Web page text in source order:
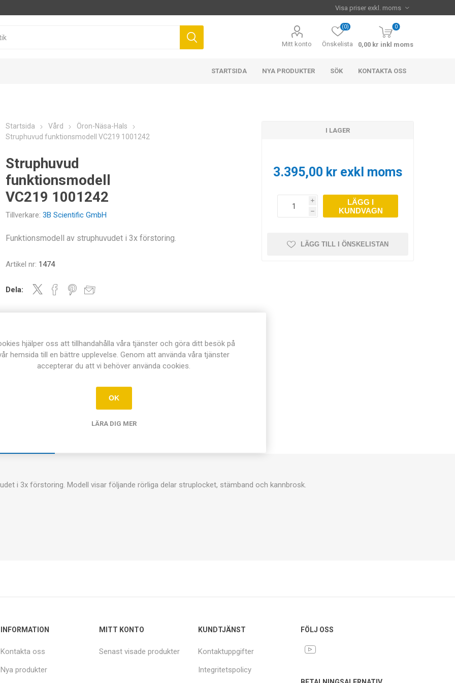
Mitt konto Önskelista
(0) 0
0,00 kr inkl moms
STARTSIDA NYA PRODUKTER SÖK KONTAKTA OSS
Startsida Vård
Öron-Näsa-Hals
Struphuvud funktionsmodell VC219 1001242
Struphuvud
funktionsmodell
VC219 1001242
Tillverkare: 3B Scientific GmbH
Funktionsmodell av struphuvudet i 3x förstoring.
Artikel nr: 1474
Dela:
I LAGER
3.395,00 kr exkl moms
i
h
LÄGG I
KUNDVAGN
LÄGG TILL I ÖNSKELISTAN
i 3x förstoring. Modell visar följande rörliga delar struplocket, stämband och kannbrosk.
INFORMATION
Kontakta oss
Nya produkter
MITT KONTO
Senast visade produkter
KUNDTJÄNST
Kontaktuppgifter
Integritetspolicy
FÖLJ OSS
hjälper oss att tillhandahålla våra tjänster och göra ditt besök på
hemsida till en bättre upplevelse. Genom att använda våra tjänster
accepterar du att vi behöver använda cookies.
OK
LÄRA DIG MER